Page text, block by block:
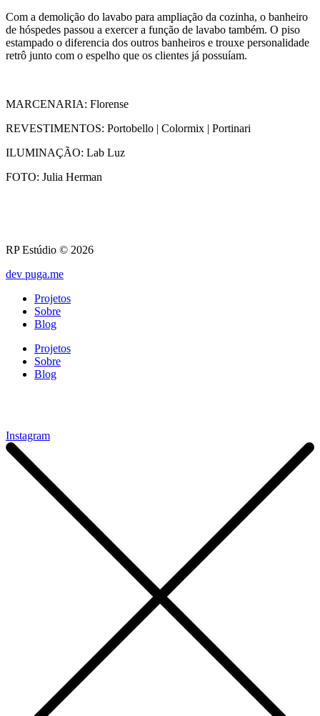
Com a demolição do lavabo para ampliação da cozinha, o banheiro
de hóspedes passou a exercer a função de lavabo também. O piso
estampado o diferencia dos outros banheiros e trouxe personalidade
retrô junto com o espelho que os clientes já possuíam.
MARCENARIA: Florense
REVESTIMENTOS: Portobello | Colormix | Portinari
ILUMINAÇÃO: Lab Luz
FOTO: Julia Herman
RP Estúdio © 2026
dev puga.me
Projetos
Sobre
Blog
Projetos
Sobre
Blog
Instagram